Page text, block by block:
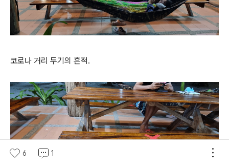
코로나 거리 두기의 흔적.
6 1